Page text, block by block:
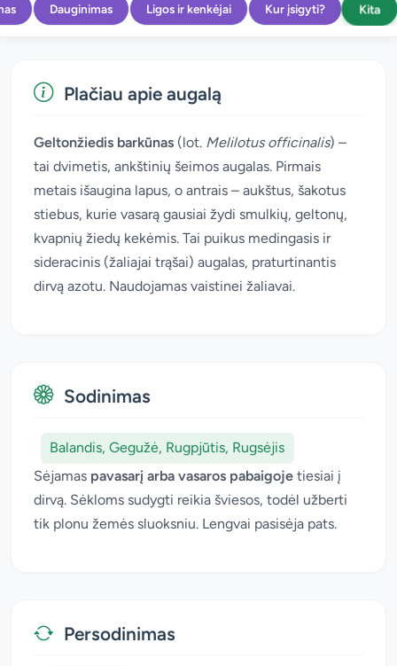
Dauginimas Ligos ir kenkėjai Kur įsigyti? Kita
Plačiau apie augalą
Geltonžiedis barkūnas (lot. Melilotus officinalis) –
tai dvimetis, ankštinių šeimos augalas. Pirmais
metais išaugina lapus, o antrais – aukštus, šakotus
stiebus, kurie vasarą gausiai žydi smulkių, geltonų,
kvapnių žiedų kekėmis. Tai puikus medingasis ir
sideracinis (žaliajai trąšai) augalas, praturtinantis
dirvą azotu. Naudojamas vaistinei žaliavai.
Sodinimas
Balandis, Gegužė, Rugpjūtis, Rugsėjis
Sėjamas pavasarį arba vasaros pabaigoje tiesiai į
dirvą. Sėkloms sudygti reikia šviesos, todėl užberti
tik plonu žemės sluoksniu. Lengvai pasisėja pats.
Persodinimas